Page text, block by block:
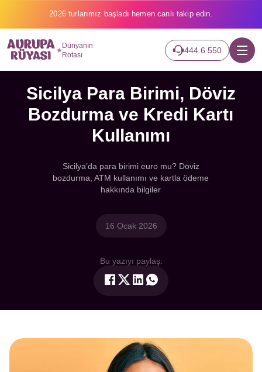
2026 turlarımız başladı hemen canlı takip edin.
Dünyanın
Rotası
444 6 550
Sicilya Para Birimi, Döviz
Bozdurma ve Kredi Kartı
Kullanımı
Sicilya’da para birimi euro mu? Döviz
bozdurma, ATM kullanımı ve kartla ödeme
hakkında bilgiler
16 Ocak 2026
Bu yazıyı paylaş: